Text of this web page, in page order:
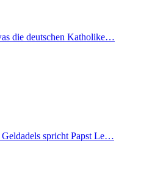
die deutschen Katholike…
spricht Papst Le…